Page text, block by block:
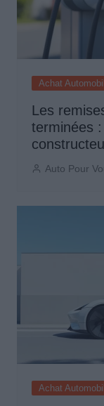
Achat
Les
terminées
Auto Pour
Achat